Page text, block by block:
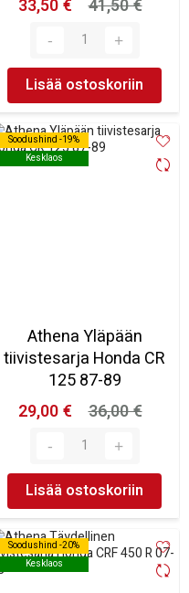
33,50 €
41,50 €
Lisää ostoskoriin
Soodushind -19%
Kesklaos
Soodushind -19%
Kesklaos
Athena Yläpään
tiivistesarja Honda CR
125 87-89
29,00 €
36,00 €
Lisää ostoskoriin
Soodushind -20%
Kesklaos
Soodushind -20%
Kesklaos